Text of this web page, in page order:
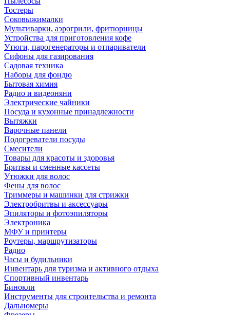
Тостеры
Соковыжималки
Мультиварки, аэрогрили, фритюрницы
Устройства для приготовления кофе
Утюги, парогенераторы и отпариватели
Сифоны для газирования
Садовая техника
Наборы для фондю
Бытовая химия
Радио и видеоняни
Электрические чайники
Посуда и кухонные принадлежности
Вытяжки
Варочные панели
Подогреватели посуды
Смесители
Товары для красоты и здоровья
Бритвы и сменные кассеты
Утюжки для волос
Фены для волос
Триммеры и машинки для стрижки
Электробритвы и аксессуары
Эпиляторы и фотоэпиляторы
Электроника
МФУ и принтеры
Роутеры, маршрутизаторы
Радио
Часы и будильники
Инвентарь для туризма и активного отдыха
Спортивный инвентарь
Бинокли
Инструменты для строительства и ремонта
Дальномеры